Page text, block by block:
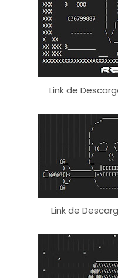
Link de
Link de